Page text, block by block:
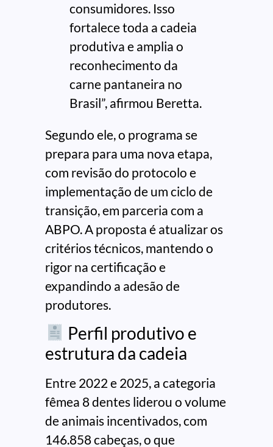
consumidores. Isso
fortalece toda a cadeia
produtiva e amplia o
reconhecimento da
carne pantaneira no
Brasil”, afirmou Beretta.
Segundo ele, o programa se
prepara para uma nova etapa,
com revisão do protocolo e
implementação de um ciclo de
transição, em parceria com a
ABPO. A proposta é atualizar os
critérios técnicos, mantendo o
rigor na certificação e
expandindo a adesão de
produtores.
Perfil produtivo e
estrutura da cadeia
Entre 2022 e 2025, a categoria
fêmea 8 dentes liderou o volume
de animais incentivados, com
146.858 cabeças, o que